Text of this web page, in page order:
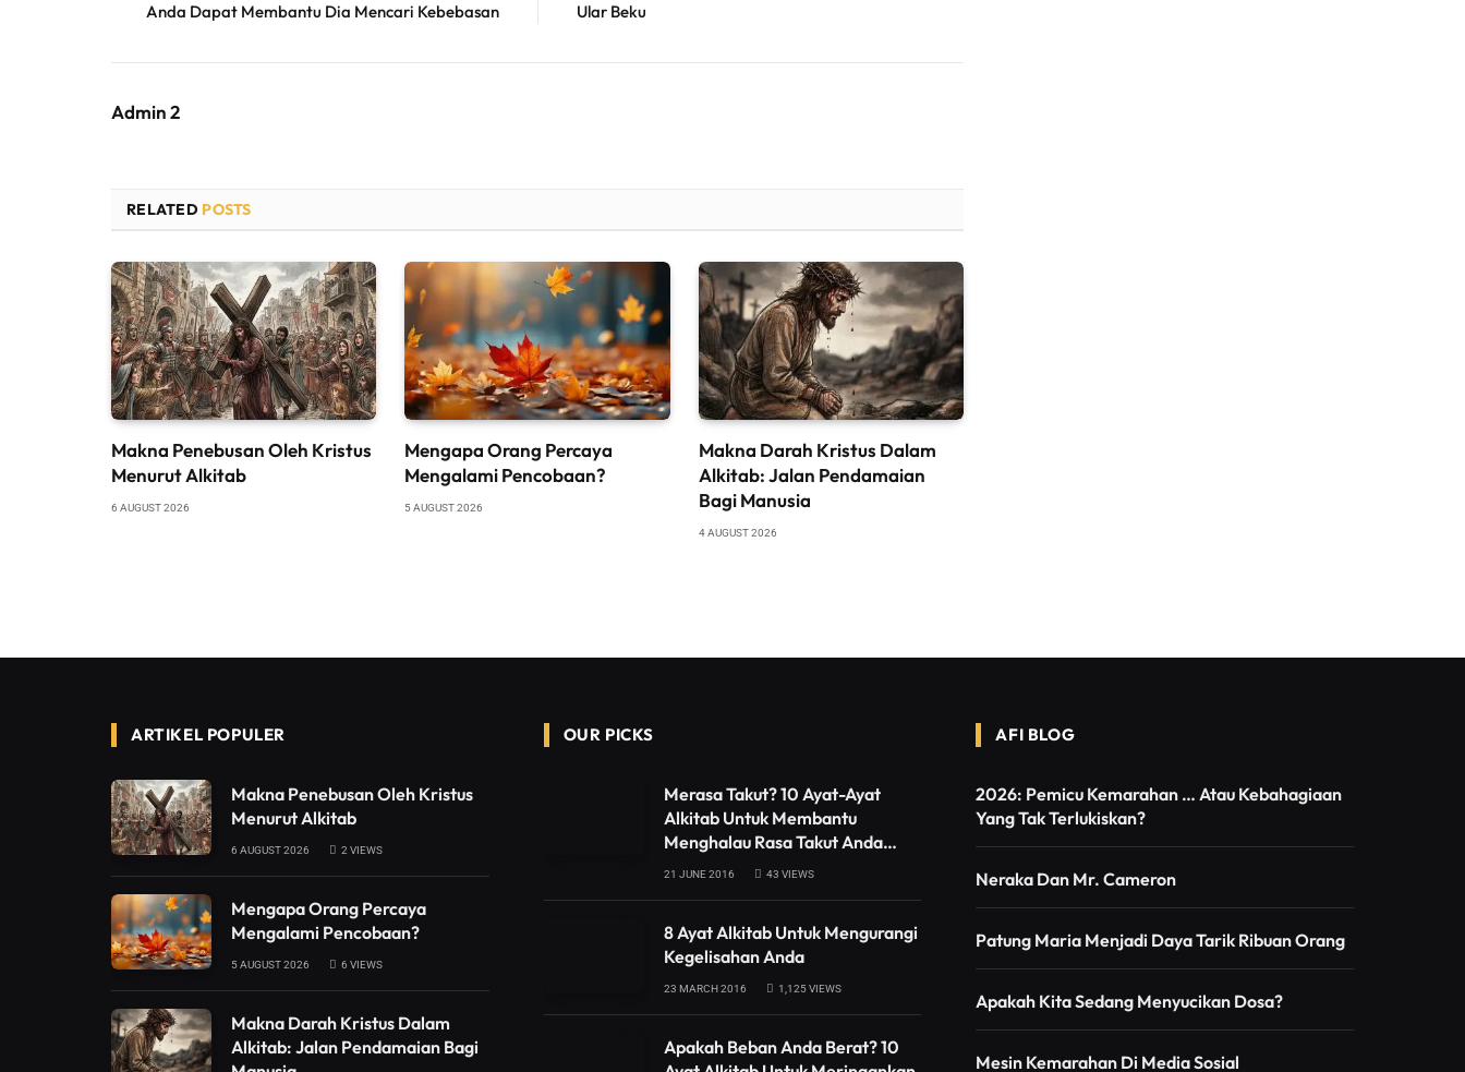
Anda Dapat Membantu Dia Mencari Kebebasan Ular Beku
Admin 2
RELATED POSTS
Makna Penebusan Oleh Kristus
Menurut Alkitab
6 AUGUST 2026
Mengapa Orang Percaya
Mengalami Pencobaan?
5 AUGUST 2026
Makna Darah Kristus Dalam
Alkitab: Jalan Pendamaian
Bagi Manusia
4 AUGUST 2026
ARTIKEL POPULER
Makna Penebusan Oleh Kristus
Menurut Alkitab
6 AUGUST 2026 2 VIEWS
Mengapa Orang Percaya
Mengalami Pencobaan?
5 AUGUST 2026 6 VIEWS
Makna Darah Kristus Dalam
Alkitab: Jalan Pendamaian Bagi
OUR PICKS
Merasa Takut? 10 Ayat-Ayat
Alkitab Untuk Membantu
Menghalau Rasa Takut Anda…
21 JUNE 2016 43 VIEWS
8 Ayat Alkitab Untuk Mengurangi
Kegelisahan Anda
23 MARCH 2016 1,125VIEWS
Apakah Beban Anda Berat? 10
AFI BLOG
2026: Pemicu Kemarahan … Atau Kebahagiaan
Yang Tak Terlukiskan?
Neraka Dan Mr. Cameron
Patung Maria Menjadi Daya Tarik Ribuan Orang
Apakah Kita Sedang Menyucikan Dosa?
Mesin Kemarahan Di Media Sosial